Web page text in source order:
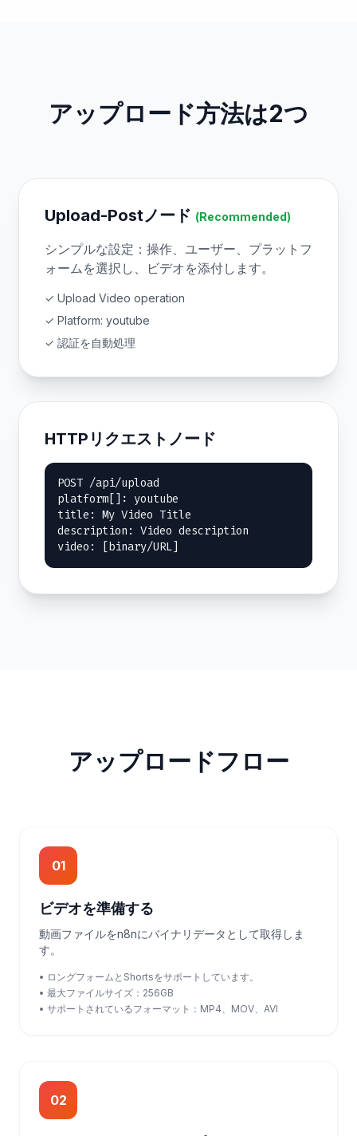
アップロード方法は2つ
Upload-Postノード (Recommended)
シンプルな設定：操作、ユーザー、プラットフ
ォームを選択し、ビデオを添付します。
✓ Upload Video operation
✓ Platform: youtube
✓ 認証を自動処理
HTTPリクエストノード
POST /api/upload
platform[]: youtube
title: My Video Title
description: Video description
video: [binary/URL]
アップロードフロー
01
ビデオを準備する
動画ファイルをn8nにバイナリデータとして取得しま
す。
• ロングフォームとShortsをサポートしています。
• 最大ファイルサイズ：256GB
• サポートされているフォーマット：MP4、MOV、AVI
02